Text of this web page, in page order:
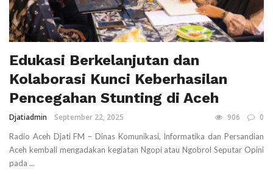
Edukasi Berkelanjutan dan
Kolaborasi Kunci Keberhasilan
Pencegahan Stunting di Aceh
Djatiadmin September 22, 2025 906 0
Radio Aceh Djati FM – Dinas Komunikasi, Informatika dan Persandian
Aceh kembali mengadakan kegiatan Ngopi atau Ngobrol Seputar Opini
pada ...